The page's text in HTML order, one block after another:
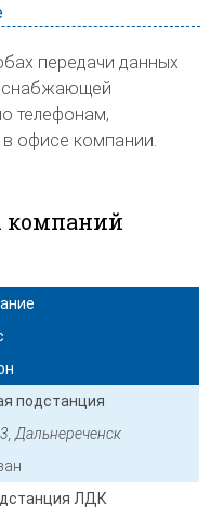
передачи данных
телефонам,
офисе компании.
компаний
подстанция
Дальнереченск
ЛДК